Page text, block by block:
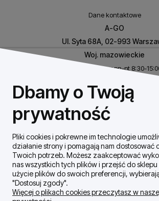
Dane kontaktowe
A-GO
Ul. Syta 68A, 02-993
Woj. mazowieckie
Biuro czynne w pn-pt 8:30-
REGON: 146926170
Szybki Kontakt
Dostawa / płatności
Dbamy o Twoją
prywatność
Pliki cookies i pokrewne im technologie
działanie strony i pomagają nam dostosować
Twoich potrzeb. Możesz zaakceptować
nas wszystkich tych plików i przejść do
użycie plików do swoich preferencji,
"Dostosuj zgody".
Więcej o plikach cookies przeczytasz w